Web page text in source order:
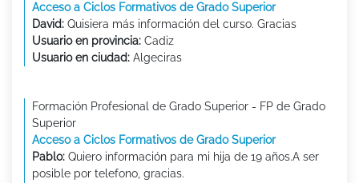
Acceso a Ciclos Formativos de Grado Superior
David: Quisiera más información del curso. Gracias
Usuario en provincia: Cadiz
Usuario en ciudad: Algeciras
Formación Profesional de Grado Superior - FP de Grado
Superior
Acceso a Ciclos Formativos de Grado Superior
Pablo: Quiero información para mi hija de 19 años.A ser
posible por telefono, gracias.